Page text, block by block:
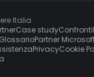
Italia
Case studyConfronti
GlossarioPartner
PrivacyCookie